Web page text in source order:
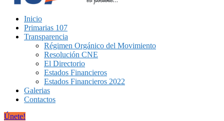
Inicio
Primarias 107
Transparencia
Régimen Orgánico del Movimiento
Resolución CNE
El Directorio
Estados Financieros
Estados Financieros 2022
Galerias
Contactos
Únete!